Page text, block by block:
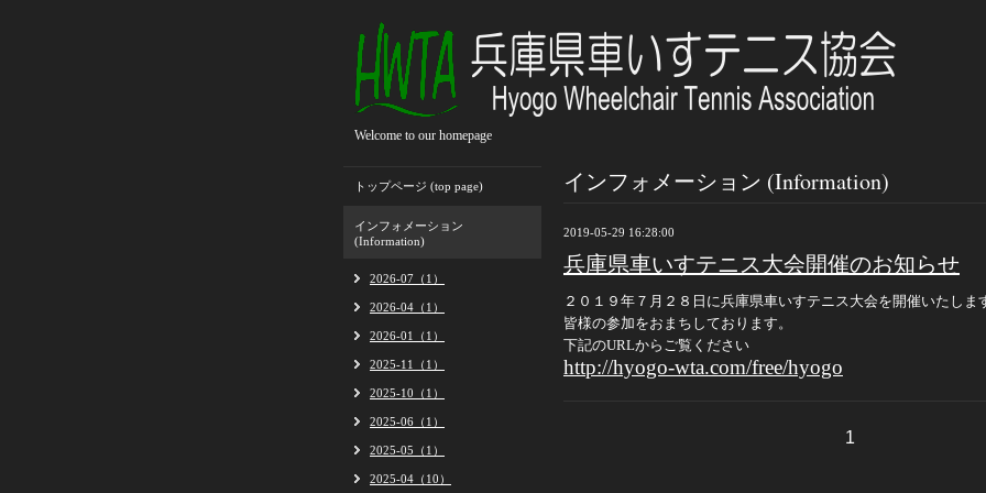
Welcome to our homepage
インフォメーション (Information)
2019-05-29 16:28:00
兵庫県車いすテニス大会開催のお知らせ
２０１９年７月２８日に兵庫県車いすテニス大会を開催いたしま
皆様の参加をおまちしております。
下記のURLからご覧ください
http://hyogo-wta.com/free/hyogo
1
トップページ (top page)
インフォメーション
(Information)
2026-07（1）
2026-04（1）
2026-01（1）
2025-11（1）
2025-10（1）
2025-06（1）
2025-05（1）
2025-04（10）